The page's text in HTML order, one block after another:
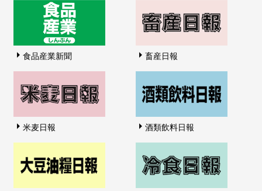
食品産業新聞 畜産日報
米麦日報 酒類飲料日報